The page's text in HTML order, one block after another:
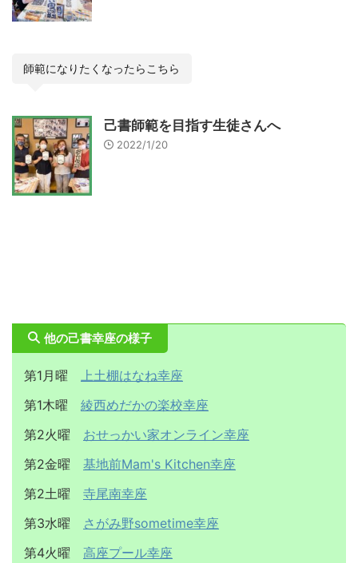
師範になりたくなったらこちら
己書師範を目指す生徒さんへ
2022/1/20
他の己書幸座の様子
第1月曜
上土棚はなね幸座
第1木曜 綾西めだかの楽校幸座
第2火曜 おせっかい家オンライン幸座
第2金曜 基地前Mam's Kitchen幸座
第2土曜 寺尾南幸座
第3水曜 さがみ野sometime幸座
第4火曜 高座プール幸座